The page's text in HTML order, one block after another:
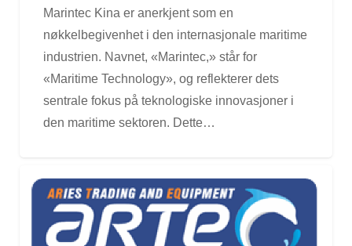
Marintec Kina er anerkjent som en
nøkkelbegivenhet i den internasjonale maritime
industrien. Navnet, «Marintec,» står for
«Maritime Technology», og reflekterer dets
sentrale fokus på teknologiske innovasjoner i
den maritime sektoren. Dette…